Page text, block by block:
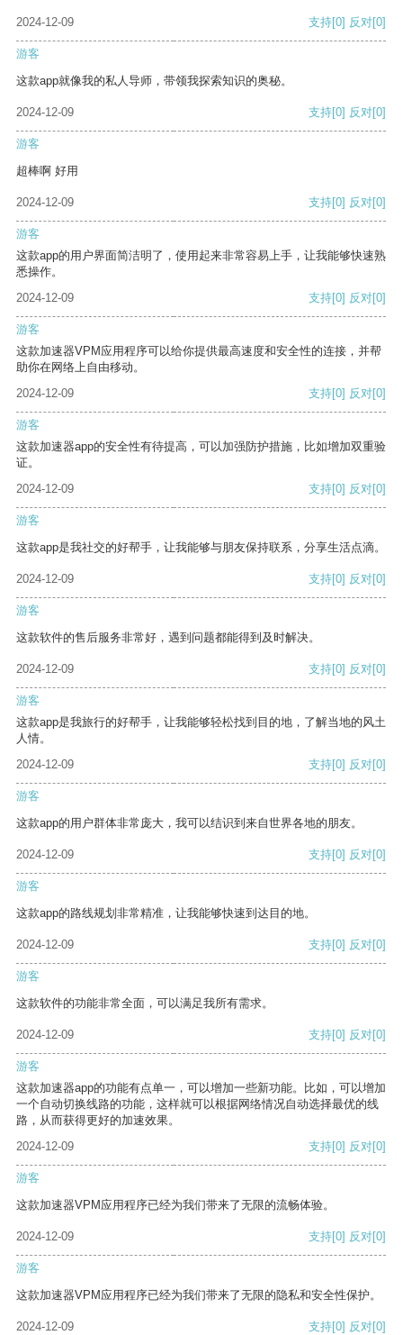
2024-12-09 支持[0] 反对[0]
游客
这款app就像我的私人导师，带领我探索知识的奥秘。
2024-12-09 支持[0] 反对[0]
游客
超棒啊 好用
2024-12-09 支持[0] 反对[0]
游客
这款app的用户界面简洁明了，使用起来非常容易上手，让我能够快速熟
悉操作。
2024-12-09
支持[0] 反对[0]
游客
这款加速器VPM应用程序可以给你提供最高速度和安全性的连接，并帮
助你在网络上自由移动。
2024-12-09
支持[0] 反对[0]
游客
这款加速器app的安全性有待提高，可以加强防护措施，比如增加双重验
证。
2024-12-09
支持[0] 反对[0]
游客
这款app是我社交的好帮手，让我能够与朋友保持联系，分享生活点滴。
2024-12-09 支持[0] 反对[0]
游客
这款软件的售后服务非常好，遇到问题都能得到及时解决。
2024-12-09 支持[0] 反对[0]
游客
这款app是我旅行的好帮手，让我能够轻松找到目的地，了解当地的风土
人情。
2024-12-09
支持[0] 反对[0]
游客
这款app的用户群体非常庞大，我可以结识到来自世界各地的朋友。
2024-12-09 支持[0] 反对[0]
游客
这款app的路线规划非常精准，让我能够快速到达目的地。
2024-12-09 支持[0] 反对[0]
游客
这款软件的功能非常全面，可以满足我所有需求。
2024-12-09 支持[0] 反对[0]
游客
这款加速器app的功能有点单一，可以增加一些新功能。比如，可以增加
一个自动切换线路的功能，这样就可以根据网络情况自动选择最优的线
路，从而获得更好的加速效果。
2024-12-09
支持[0] 反对[0]
游客
这款加速器VPM应用程序已经为我们带来了无限的流畅体验。
2024-12-09 支持[0] 反对[0]
游客
这款加速器VPM应用程序已经为我们带来了无限的隐私和安全性保护。
2024-12-09 支持[0] 反对[0]